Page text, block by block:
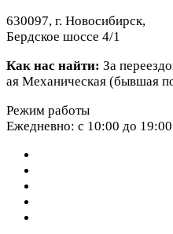
630097, г. Новосибирск,
Бердское шоссе 4/1
Как нас найти: За
ая Механическая (бывшая
Режим работы
Ежедневно: с 10:00 до 19:00